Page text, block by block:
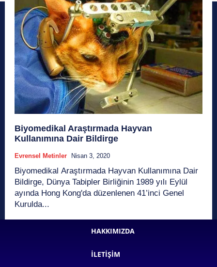
Biyomedikal Araştırmada Hayvan
Kullanımına Dair Bildirge
Evrensel Metinler Nisan 3, 2020
Biyomedikal Araştırmada Hayvan Kullanımına Dair
Bildirge, Dünya Tabipler Birliğinin 1989 yılı Eylül
ayında Hong Kong'da düzenlenen 41’inci Genel
Kurulda...
HAKKIMIZDA
İLETIŞIM